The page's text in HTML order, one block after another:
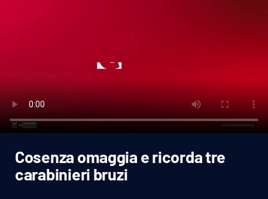
Attualità
Economia e lavoro
Italia Mondo
Cosenza omaggia e ricorda tre
carabinieri bruzi